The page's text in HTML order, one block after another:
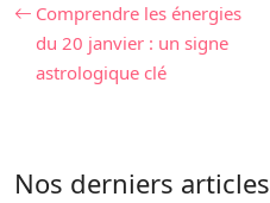
Comprendre les énergies
du 20 janvier : un signe
astrologique clé
Nos derniers articles